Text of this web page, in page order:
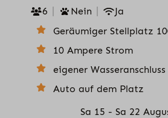
6
Nein
Ja
Geräumiger Stellplatz
10 Ampere Strom
eigener
Auto auf dem Platz
Sa 15 - Sa 22